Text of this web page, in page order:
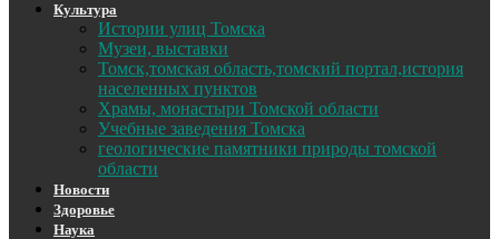
Культура
Истории улиц Томска
Музеи, выставки
Томск,томская область,томский портал,история
населенных пунктов
Храмы, монастыри Томской области
Учебные заведения Томска
геологические памятники природы томской
области
Новости
Здоровье
Наука